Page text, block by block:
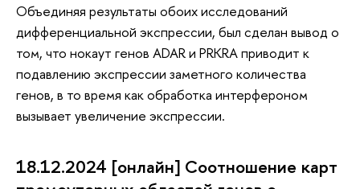
Объединяя результаты обоих исследований
дифференциальной экспрессии, был сделан вывод о
том, что нокаут генов ADAR и PRKRA приводит к
подавлению экспрессии заметного количества
генов, в то время как обработка интерфероном
вызывает увеличение экспрессии.
18.12.2024 [онлайн] Соотношение карт